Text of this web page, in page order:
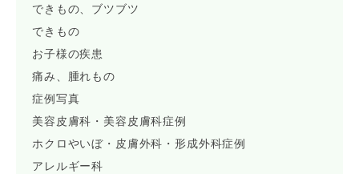
できもの、ブツブツ
できもの
お子様の疾患
痛み、腫れもの
症例写真
美容皮膚科・美容皮膚科症例
ホクロやいぼ・皮膚外科・形成外科症例
アレルギー科